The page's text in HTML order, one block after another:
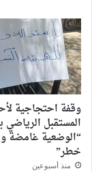
وقفة احتجاجية
المستقبل الرياضي
“الوضعية غامضة
خطر”
منذ أسبوعين